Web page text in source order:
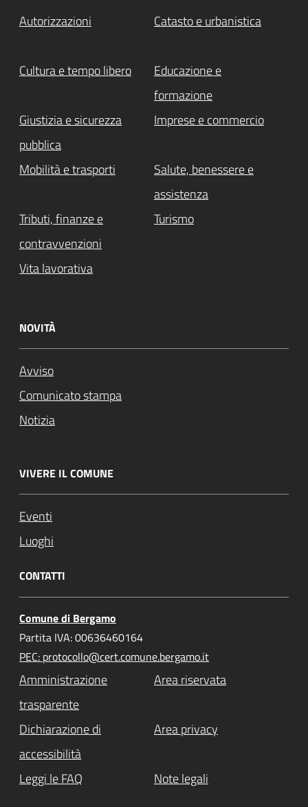
Autorizzazioni Catasto e urbanistica
Cultura e tempo libero
Educazione e
formazione
Giustizia e sicurezza
pubblica
Imprese e commercio
Mobilità e trasporti
Salute, benessere e
assistenza
Tributi, finanze e
contravvenzioni
Turismo
Vita lavorativa
NOVITÀ
Avviso
Comunicato stampa
Notizia
VIVERE IL COMUNE
Eventi
Luoghi
CONTATTI
Comune di Bergamo
Partita IVA: 00636460164
PEC: protocollo@cert.comune.bergamo.it
Amministrazione
trasparente
Area riservata
Dichiarazione di
accessibilità
Area privacy
Leggi le FAQ Note legali